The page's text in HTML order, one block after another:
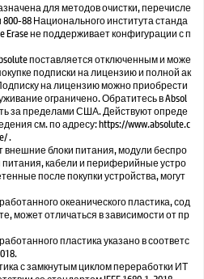
для методов очистки, перечисле
88 Национального института станда
Erase не поддерживает конфигурации с п
поставляется отключенным и може
подписки на лицензию и полной ак
на лицензию можно приобрести
ограничено. Обратитесь в Absol
за пределами США. Действуют опреде
см. по адресу: https://www.absolute.c
.
внешние блоки питания, модули беспро
кабели и периферийные устро
после покупки устройства, могут
океанического пластика, сод
может отличаться в зависимости от пр
пластика указано в соответс
с замкнутым циклом переработки ИТ